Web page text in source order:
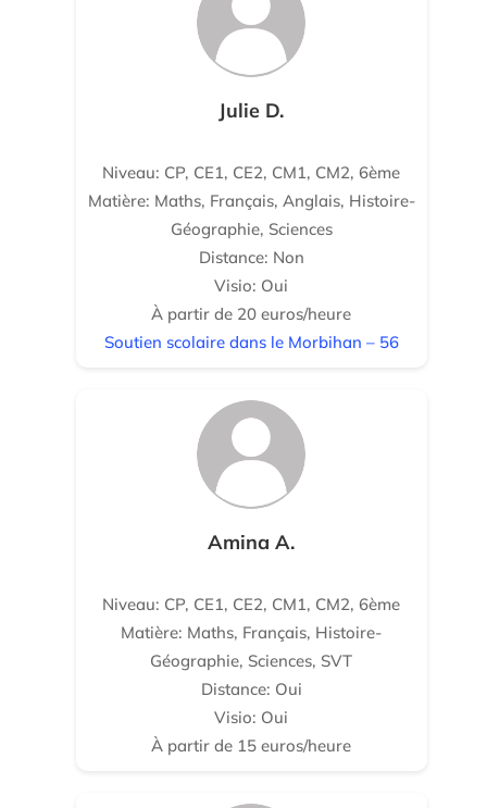
Julie D.
Niveau: CP, CE1, CE2, CM1, CM2, 6ème
Matière: Maths, Français, Anglais, Histoire-
Géographie, Sciences
Distance: Non
Visio: Oui
À partir de 20 euros/heure
Soutien scolaire dans le Morbihan – 56
Amina A.
Niveau: CP, CE1, CE2, CM1, CM2, 6ème
Matière: Maths, Français, Histoire-
Géographie, Sciences, SVT
Distance: Oui
Visio: Oui
À partir de 15 euros/heure